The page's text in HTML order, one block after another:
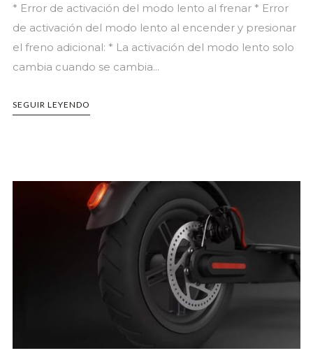
* Error de activación del modo lento al frenar * Error
de activación del modo lento al encender y presionar
el freno adicional: * La activación del modo lento solo
cambia cuando se cambia...
SEGUIR LEYENDO